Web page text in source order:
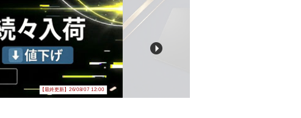
【最終更新】26/08/07 12:00